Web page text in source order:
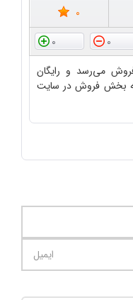
0
0
0
می‌رسد و رایگان
بخش فروش در سایت